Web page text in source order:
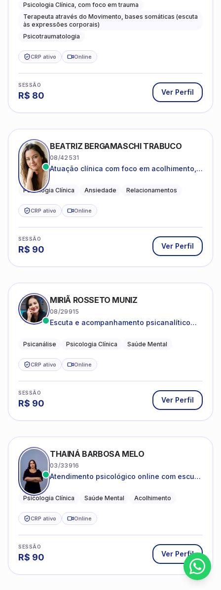
Psicologia Clínica, com foco em trauma
Terapeuta através do Movimento, bases somáticas (escuta
às expressões corporais)
Psicotraumatologia
CRP ativo Online
SESSÃO
R$ 80 Ver Perfil
BEATRIZ BERGAMASCHI TRABUCO
08/42531
Atuação clínica com foco em acolhimento,
Psicologia Clínica Ansiedade Relacionamentos
CRP ativo Online
SESSÃO
R$ 90 Ver Perfil
MIRIÃ ROSSETO MUNIZ
08/29915
Escuta e acompanhamento psicanalítico
Psicanálise Psicologia Clínica Saúde Mental
CRP ativo Online
SESSÃO
R$ 90 Ver Perfil
THAINÁ BARBOSA MELO
03/33916
Atendimento psicológico online com escuta
emocional
Psicologia Clínica Saúde Mental Acolhimento
CRP ativo Online
SESSÃO
R$ 90 Ver Perfil